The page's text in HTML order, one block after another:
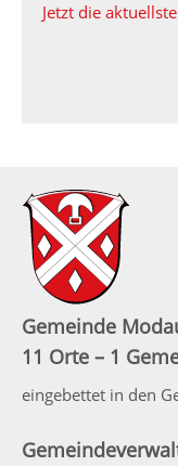
Jetzt die
Gemeinde
11 Orte – 1
eingebettet in den